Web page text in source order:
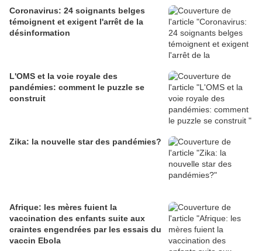
Coronavirus: 24 soignants belges
témoignent et exigent l'arrêt de la
désinformation
L'OMS et la voie royale des
pandémies: comment le puzzle se
construit
Zika: la nouvelle star des pandémies?
Afrique: les mères fuient la
vaccination des enfants suite aux
craintes engendrées par les essais du
vaccin Ebola